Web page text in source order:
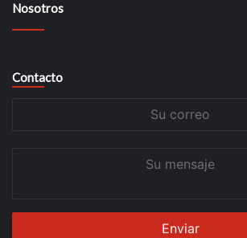
Nosotros
Contacto